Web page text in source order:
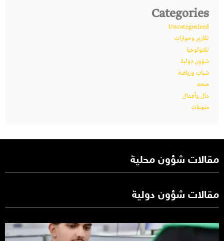
Categories
Uncategorized
تقارير وحوارات
تكنولوجيا
شؤون دولية
شباب ورياضة
صحه
مال وأعمال
منوعات
مقالات شؤون محلية
مقالات شؤون دولية